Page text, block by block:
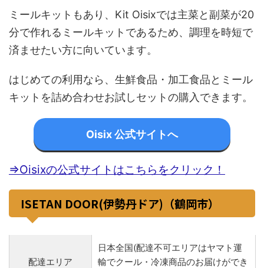
ミールキットもあり、Kit Oisixでは主菜と副菜が20
分で作れるミールキットであるため、調理を時短で
済ませたい方に向いています。
はじめての利用なら、生鮮食品・加工食品とミール
キットを詰め合わせお試しセットの購入できます。
Oisix 公式サイトへ
⇒Oisixの公式サイトはこちらをクリック！
ISETAN DOOR(伊勢丹ドア)（鶴岡市）
配達エリア
日本全国(配達不可エリアはヤマト運
輸でクール・冷凍商品のお届けができ